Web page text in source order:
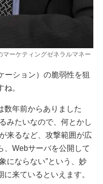
ーケティングゼネラルマネー
ション）の脆弱性を狙
。
年前からありました
みたいなので、何とかし
来るなど、攻撃範囲が広
、Webサーバを公開して
にならない”という、妙
来ているといえます。